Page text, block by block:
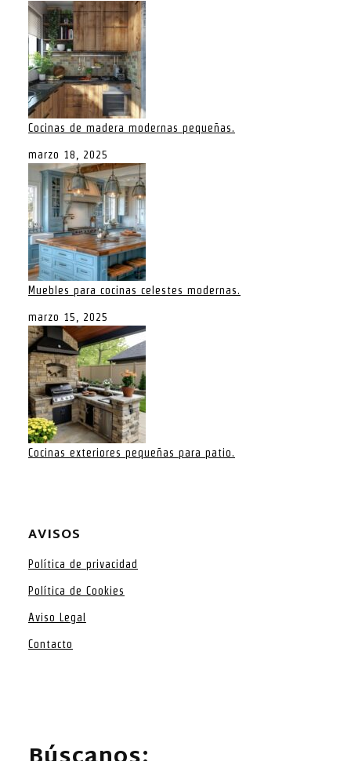
Cocinas de madera modernas pequeñas.
marzo 18, 2025
Muebles para cocinas celestes modernas.
marzo 15, 2025
Cocinas exteriores pequeñas para patio.
AVISOS
Política de privacidad
Política de Cookies
Aviso Legal
Contacto